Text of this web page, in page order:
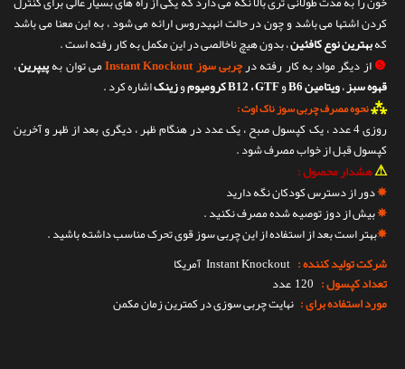
کردن اشتها می باشد و چون در حالت انهیدروس ارائه می شود ، به این معنا می باشد
کهبهترین نوع کافئین، بدون هیچ ناخالصی در این مکمل به کار رفته است .
❺از دیگر مواد به کار رفته درچربی سوز Instant Knockout می توان بهپیپرین،
قهوه سبز،ویتامین B6 وB12 ، GTF کرومیوم وزینکاشاره کرد .
⁂نحوه مصرف چربی سوز ناک اوت :
روزی 4 عدد ، یک کپسول صبح ، یک عدد در هنگام ظهر ، دیگری بعد از ظهر و آخرین
کپسول قبل از خواب مصرف شود .
⚠هشدار محصول :
✵دور از دسترس کودکان نگه دارید
✵بیش از دوز توصیه شده مصرف نکنید .
✵بهتر است بعد از استفاده از این چربی سوز قوی تحرک مناسب داشته باشید .
شرکت تولید کننده : Instant Knockout آمریکا
تعداد کپسول : 120 عدد
مورد استفاده برای : نهایت چربی سوزی در کمترین زمان مکمن